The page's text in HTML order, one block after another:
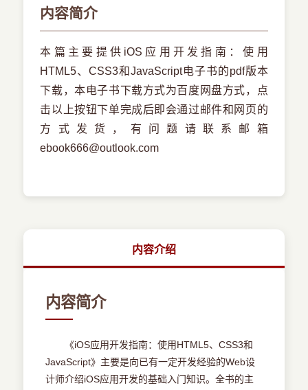
内容简介
本篇主要提供iOS应用开发指南：使用
HTML5、CSS3和JavaScript电子书的pdf版本
下载，本电子书下载方式为百度网盘方式，点
击以上按钮下单完成后即会通过邮件和网页的
方式发货，有问题请联系邮箱
ebook666@outlook.com
内容介绍
内容简介
《iOS应用开发指南：使用HTML5、CSS3和
JavaScript》主要是向已有一定开发经验的Web设
计师介绍iOS应用开发的基础入门知识。全书的主